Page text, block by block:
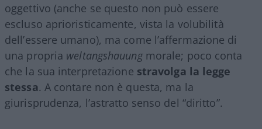
oggettivo (anche se questo non può essere
escluso aprioristicamente, vista la volubilità
dell’essere umano), ma come l’affermazione di
una propria weltangshauung morale; poco conta
che la sua interpretazione stravolga la legge
stessa. A contare non è questa, ma la
giurisprudenza, l’astratto senso del “diritto”.